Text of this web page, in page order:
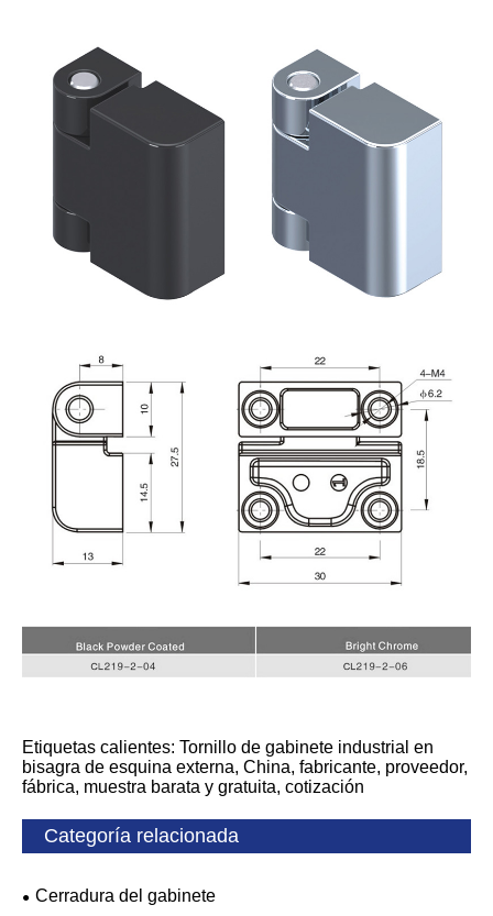
Etiquetas calientes: Tornillo de gabinete industrial en
bisagra de esquina externa, China, fabricante, proveedor,
fábrica, muestra barata y gratuita, cotización
Categoría relacionada
Cerradura del gabinete